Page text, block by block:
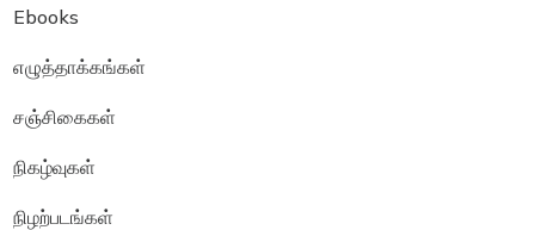
Ebooks
எழுத்தாக்கங்கள்
சஞ்சிகைகள்
நிகழ்வுகள்
நிழற்படங்கள்